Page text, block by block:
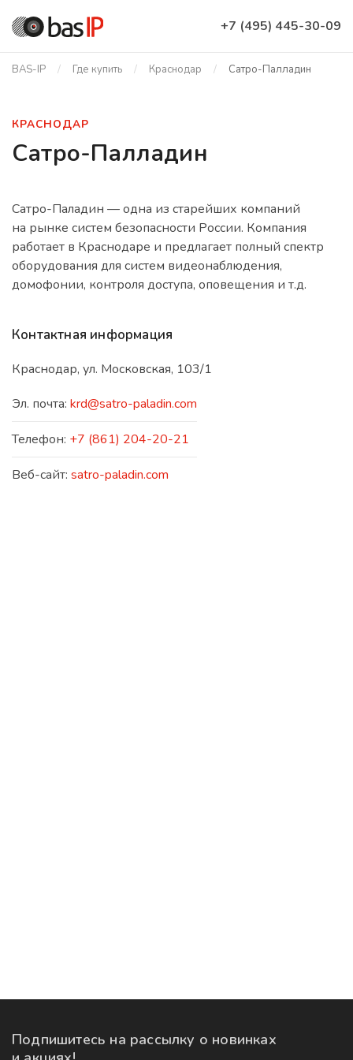
+7 (495) 445-30-09
BAS-IP Где купить Краснодар Сатро-Палладин
КРАСНОДАР
Сатро-Палладин
Сатро-Паладин — одна из старейших компаний
на рынке систем безопасности России. Компания
работает в Краснодаре и предлагает полный спектр
оборудования для систем видеонаблюдения,
домофонии, контроля доступа, оповещения и т.д.
Контактная информация
Краснодар, ул. Московская, 103/1
Эл. почта: krd@satro-paladin.com
Телефон: +7 (861) 204-20-21
Веб-сайт: satro-paladin.com
Подпишитесь на рассылку о новинках